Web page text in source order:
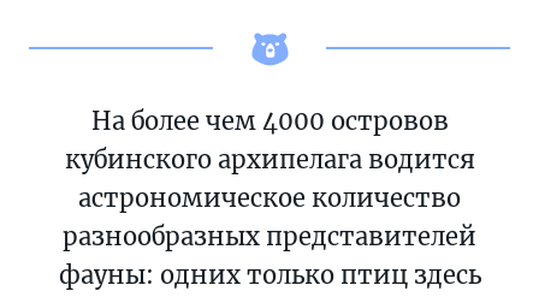
На более чем 4000 островов
кубинского архипелага водится
астрономическое количество
разнообразных представителей
фауны: одних только птиц здесь